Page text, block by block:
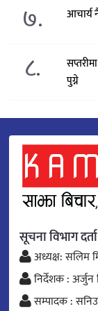
७. आचार्य
८.
पुग्ने
सूचना विभाग
अध्यक्ष: सलिम
निर्देशक :
सम्पादक :